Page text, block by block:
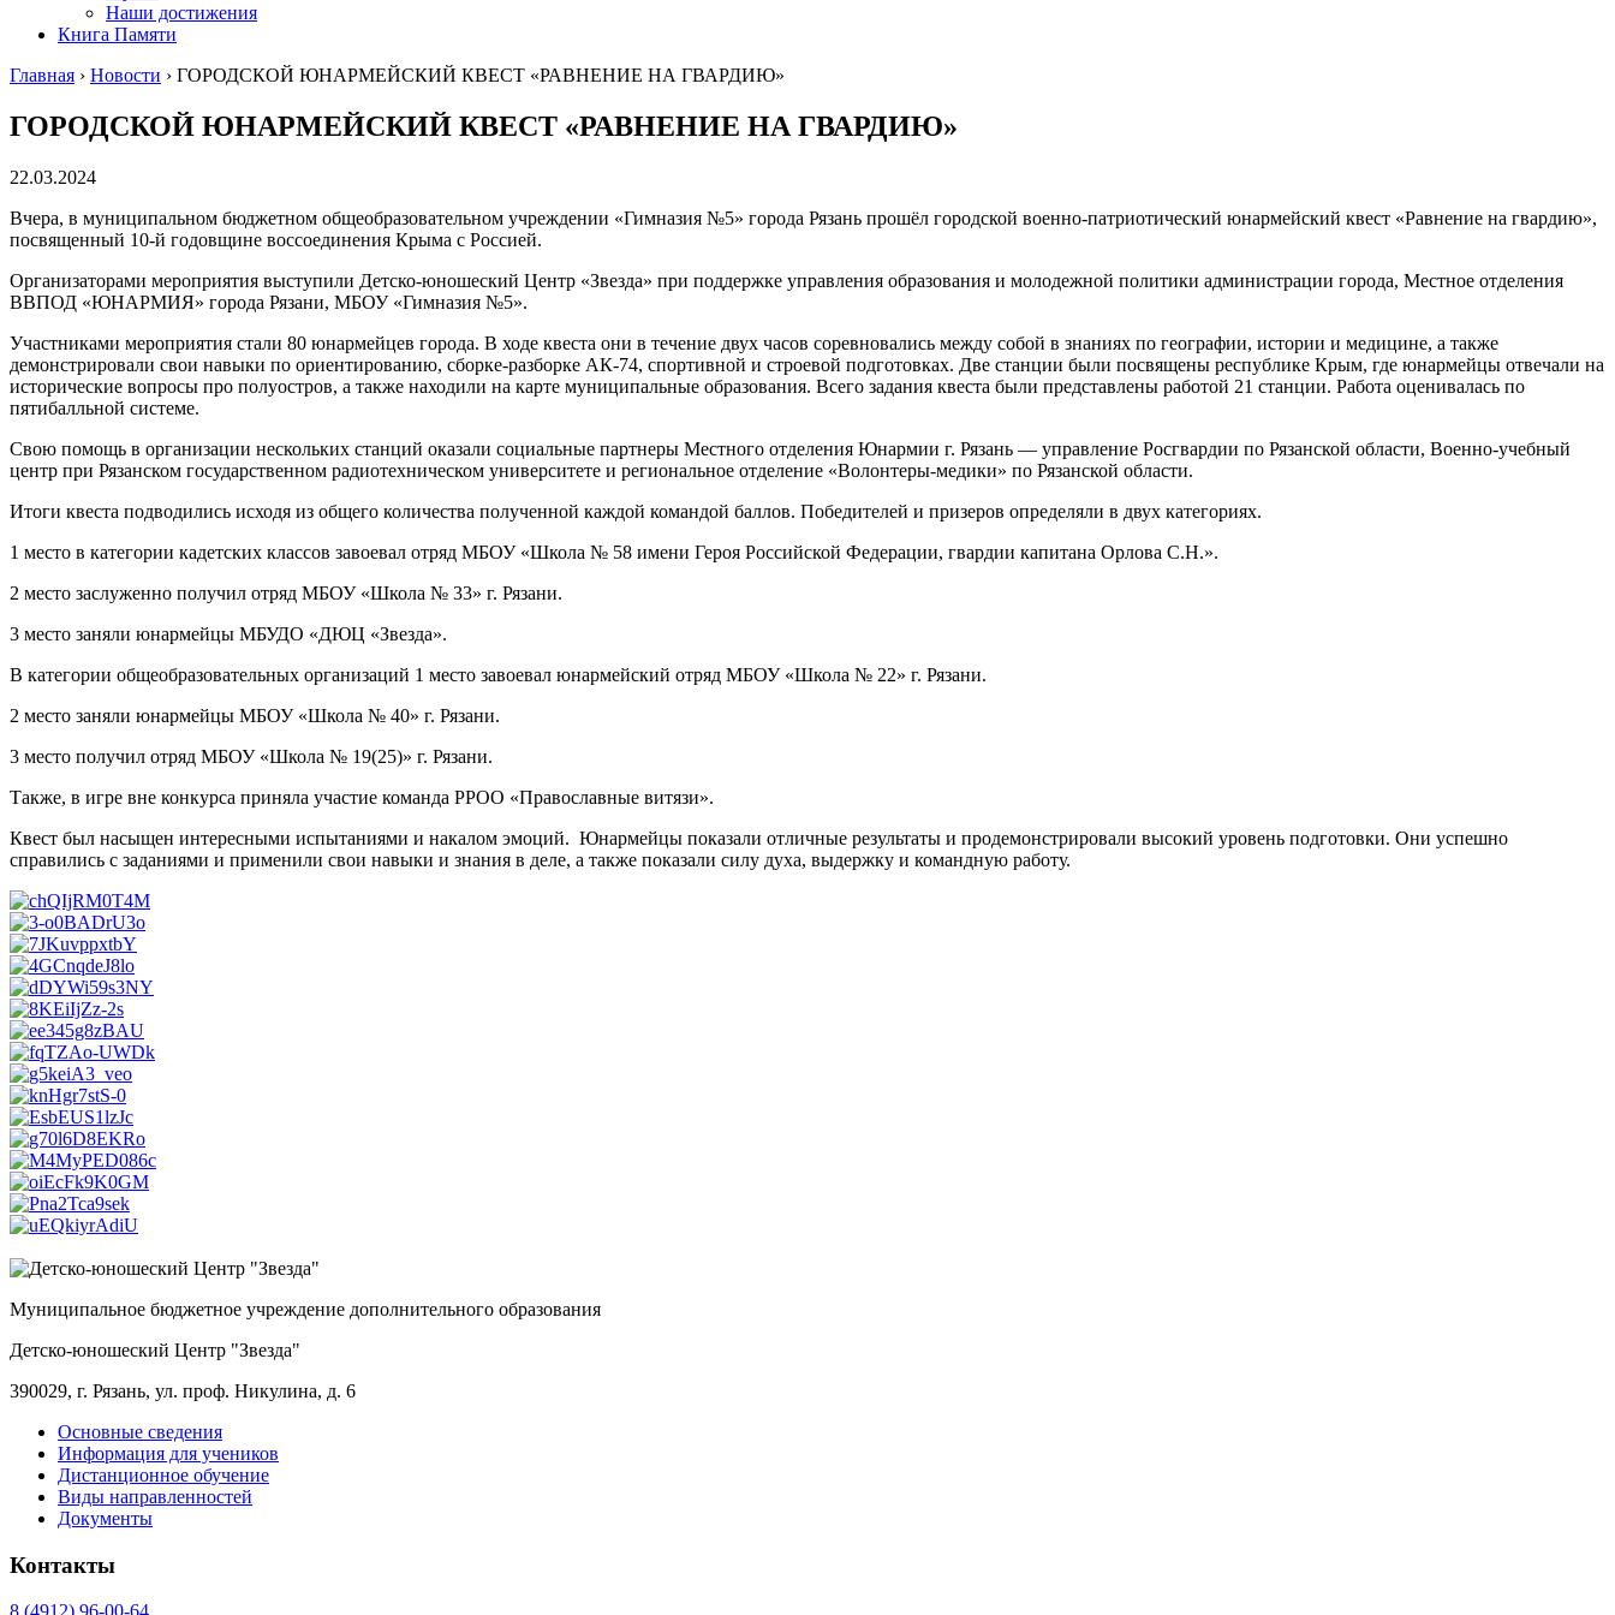
Наши достижения
Книга Памяти
Главная › Новости › ГОРОДСКОЙ ЮНАРМЕЙСКИЙ КВЕСТ «РАВНЕНИЕ НА ГВАРДИЮ»
ГОРОДСКОЙ ЮНАРМЕЙСКИЙ КВЕСТ «РАВНЕНИЕ НА ГВАРДИЮ»
22.03.2024
Вчера, в муниципальном бюджетном общеобразовательном учреждении «Гимназия №5» города Рязань прошёл городской военно-патриотический юнармейский квест «Равнение на гвардию»,
посвященный 10-й годовщине воссоединения Крыма с Россией.
Организаторами мероприятия выступили Детско-юношеский Центр «Звезда» при поддержке управления образования и молодежной политики администрации города, Местное отделения
ВВПОД «ЮНАРМИЯ» города Рязани, МБОУ «Гимназия №5».
Участниками мероприятия стали 80 юнармейцев города. В ходе квеста они в течение двух часов соревновались между собой в знаниях по географии, истории и медицине, а также
демонстрировали свои навыки по ориентированию, сборке-разборке АК-74, спортивной и строевой подготовках. Две станции были посвящены республике Крым, где юнармейцы отвечали на
исторические вопросы про полуостров, а также находили на карте муниципальные образования. Всего задания квеста были представлены работой 21 станции. Работа оценивалась по
пятибалльной системе.
Свою помощь в организации нескольких станций оказали социальные партнеры Местного отделения Юнармии г. Рязань — управление Росгвардии по Рязанской области, Военно-учебный
центр при Рязанском государственном радиотехническом университете и региональное отделение «Волонтеры-медики» по Рязанской области.
Итоги квеста подводились исходя из общего количества полученной каждой командой баллов. Победителей и призеров определяли в двух категориях.
1 место в категории кадетских классов завоевал отряд МБОУ «Школа № 58 имени Героя Российской Федерации, гвардии капитана Орлова С.Н.».
2 место заслуженно получил отряд МБОУ «Школа № 33» г. Рязани.
3 место заняли юнармейцы МБУДО «ДЮЦ «Звезда».
В категории общеобразовательных организаций 1 место завоевал юнармейский отряд МБОУ «Школа № 22» г. Рязани.
2 место заняли юнармейцы МБОУ «Школа № 40» г. Рязани.
3 место получил отряд МБОУ «Школа № 19(25)» г. Рязани.
Также, в игре вне конкурса приняла участие команда РРОО «Православные витязи».
Квест был насыщен интересными испытаниями и накалом эмоций. Юнармейцы показали отличные результаты и продемонстрировали высокий уровень подготовки. Они успешно
справились с заданиями и применили свои навыки и знания в деле, а также показали силу духа, выдержку и командную работу.
Муниципальное бюджетное учреждение дополнительного образования
Детско-юношеский Центр "Звезда"
390029, г. Рязань, ул. проф. Никулина, д. 6
Основные сведения
Информация для учеников
Дистанционное обучение
Виды направленностей
Документы
Контакты